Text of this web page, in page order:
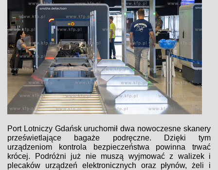
Port Lotniczy Gdańsk uruchomił dwa nowoczesne skanery
prześwietlające bagaże podręczne. Dzięki tym
urządzeniom kontrola bezpieczeństwa powinna trwać
krócej. Podróżni już nie muszą wyjmować z walizek i
plecaków urządzeń elektronicznych oraz płynów, żeli i